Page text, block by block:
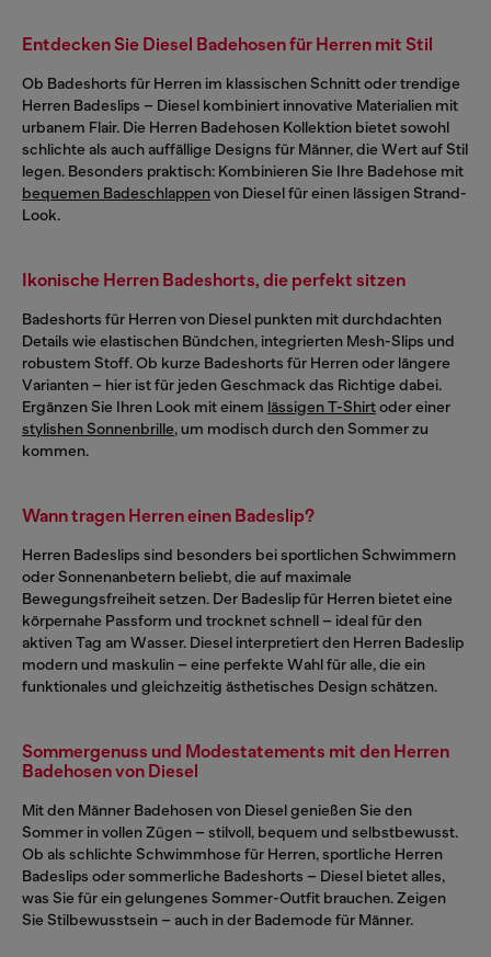
Entdecken Sie Diesel Badehosen für Herren mit Stil
Ob Badeshorts für Herren im klassischen Schnitt oder trendige
Herren Badeslips – Diesel kombiniert innovative Materialien mit
urbanem Flair. Die Herren Badehosen Kollektion bietet sowohl
schlichte als auch auffällige Designs für Männer, die Wert auf Stil
legen. Besonders praktisch: Kombinieren Sie Ihre Badehose mit
bequemen Badeschlappenvon Diesel für einen lässigen Strand-
Look.
Ikonische Herren Badeshorts, die perfekt sitzen
Badeshorts für Herren von Diesel punkten mit durchdachten
Details wie elastischen Bündchen, integrierten Mesh-Slips und
robustem Stoff. Ob kurze Badeshorts für Herren oder längere
Varianten – hier ist für jeden Geschmack das Richtige dabei.
Ergänzen Sie Ihren Look mit einem lässigen T-Shirtoder einer
stylishen Sonnenbrille, um modisch durch den Sommer zu
kommen.
Wann tragen Herren einen Badeslip?
Herren Badeslips sind besonders bei sportlichen Schwimmern
oder Sonnenanbetern beliebt, die auf maximale
Bewegungsfreiheit setzen. Der Badeslip für Herren bietet eine
körpernahe Passform und trocknet schnell – ideal für den
aktiven Tag am Wasser. Diesel interpretiert den Herren Badeslip
modern und maskulin – eine perfekte Wahl für alle, die ein
funktionales und gleichzeitig ästhetisches Design schätzen.
Sommergenuss und Modestatements mit den Herren
Badehosen von Diesel
Mit den Männer Badehosen von Diesel genießen Sie den
Sommer in vollen Zügen – stilvoll, bequem und selbstbewusst.
Ob als schlichte Schwimmhose für Herren, sportliche Herren
Badeslips oder sommerliche Badeshorts – Diesel bietet alles,
was Sie für ein gelungenes Sommer-Outfit brauchen. Zeigen
Sie Stilbewusstsein – auch in der Bademode für Männer.